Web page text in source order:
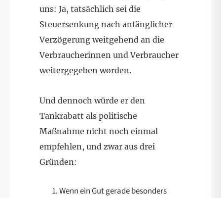
uns: Ja, tatsächlich sei ​​die
Steuersenkung nach anfänglicher
Verzögerung weitgehend an die
Verbraucherinnen und Verbraucher
weitergegeben worden.
Und dennoch würde er den
Tankrabatt als politische
Maßnahme nicht noch einmal
empfehlen, und zwar aus drei
Gründen:
Wenn ein Gut gerade besonders